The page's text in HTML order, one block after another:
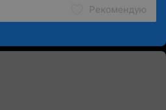
Рекомендую